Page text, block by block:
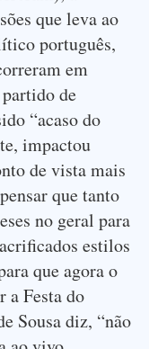
que leva ao
português,
em
de
“acaso do
impactou
de vista mais
que tanto
no geral para
estilos
que agora o
a Festa do
Sousa diz, “não